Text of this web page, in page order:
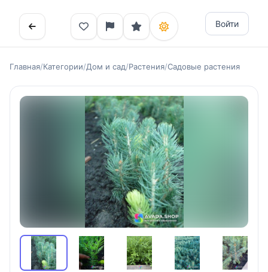
Войти
Главная/Категории/Дом и сад/Растения/Садовые растения